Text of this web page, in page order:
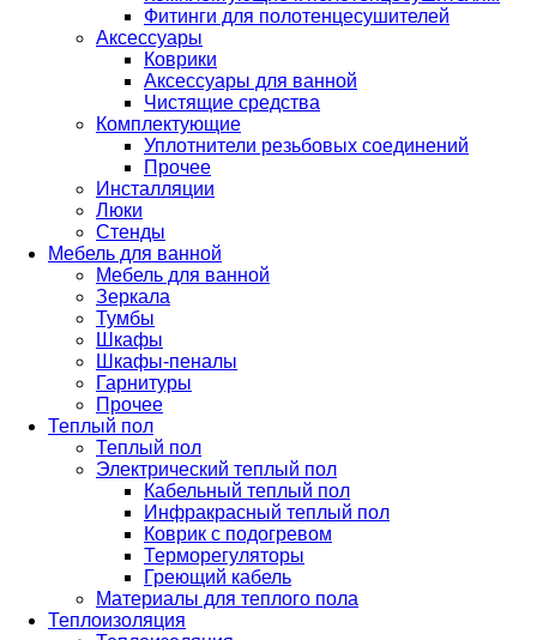
Фитинги для полотенцесушителей
Аксессуары
Коврики
Аксессуары для ванной
Чистящие средства
Комплектующие
Уплотнители резьбовых соединений
Прочее
Инсталляции
Люки
Стенды
Мебель для ванной
Мебель для ванной
Зеркала
Тумбы
Шкафы
Шкафы-пеналы
Гарнитуры
Прочее
Теплый пол
Теплый пол
Электрический теплый пол
Кабельный теплый пол
Инфракрасный теплый пол
Коврик с подогревом
Терморегуляторы
Греющий кабель
Материалы для теплого пола
Теплоизоляция